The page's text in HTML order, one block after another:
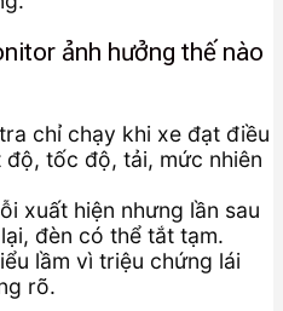
ảnh hưởng thế nào
chỉ chạy khi xe đạt điều
độ, tốc độ, tải, mức nhiên
xuất hiện nhưng lần sau
đèn có thể tắt tạm.
lầm vì triệu chứng lái
rõ.